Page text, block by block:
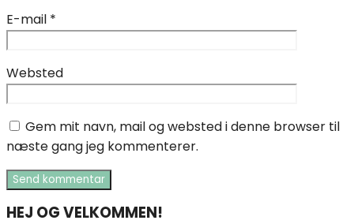
E-mail *
Websted
Gem mit navn, mail og websted i denne browser til
næste gang jeg kommenterer.
HEJ OG VELKOMMEN!